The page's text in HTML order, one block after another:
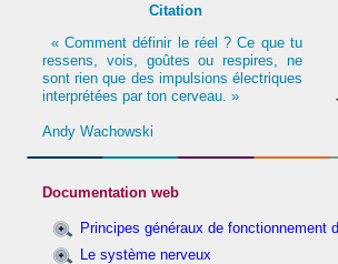
Citation
« Comment définir le réel ? Ce que tu
ressens, vois, goûtes ou respires, ne
sont rien que des impulsions électriques
interprétées par ton cerveau. »
Andy Wachowski
Documentation web
Principes généraux de fonctionnement
Le système nerveux